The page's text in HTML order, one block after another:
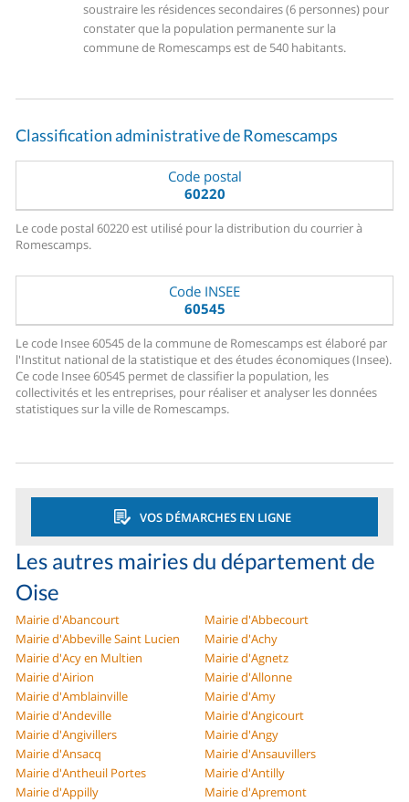
soustraire les résidences secondaires (6 personnes) pour
constater que la population permanente sur la
commune de Romescamps est de 540 habitants.
Classification administrative de Romescamps
Code postal
60220
Le code postal 60220 est utilisé pour la distribution du courrier à
Romescamps.
Code INSEE
60545
Le code Insee 60545 de la commune de Romescamps est élaboré par
l'Institut national de la statistique et des études économiques (Insee).
Ce code Insee 60545 permet de classifier la population, les
collectivités et les entreprises, pour réaliser et analyser les données
statistiques sur la ville de Romescamps.
VOS DÉMARCHES EN LIGNE
Les autres mairies du département de
Oise
Mairie d'Abancourt
Mairie d'Abbecourt
Mairie d'Abbeville Saint Lucien
Mairie d'Achy
Mairie d'Acy en Multien
Mairie d'Agnetz
Mairie d'Airion
Mairie d'Allonne
Mairie d'Amblainville
Mairie d'Amy
Mairie d'Andeville
Mairie d'Angicourt
Mairie d'Angivillers
Mairie d'Angy
Mairie d'Ansacq
Mairie d'Ansauvillers
Mairie d'Antheuil Portes
Mairie d'Antilly
Mairie d'Appilly
Mairie d'Apremont